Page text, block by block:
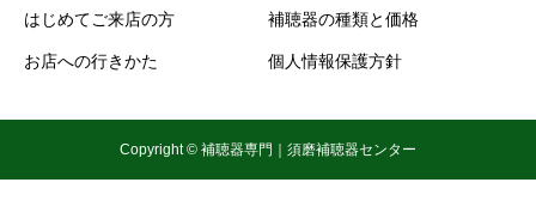
はじめてご来店の方 補聴器の種類と価格
お店への行きかた 個人情報保護方針
Copyright © 補聴器専門｜須磨補聴器センター